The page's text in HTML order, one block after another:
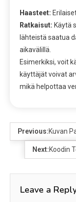
Haasteet:
Ratkaisut: Käytä
lähteistä saatua
aikavälillä.
Esimerkiksi, voit
käyttäjät voivat
mikä helpottaa
Previous:Kuvan
Next:Koodin
Leave a